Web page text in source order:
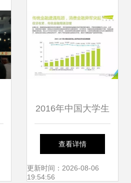
投资内容服务领先
厂商
2016年中国大学生
消费金融市场研究
报告
查看详情
更新时间：2026-08-06
19:54:56